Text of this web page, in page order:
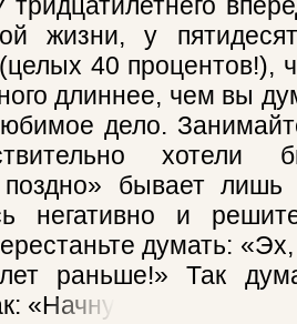
жизни, у
40 процентов!),
длиннее, чем вы
дело.
хотели
бывает лишь
негативно и
думать:
раньше!» Так
«Начну